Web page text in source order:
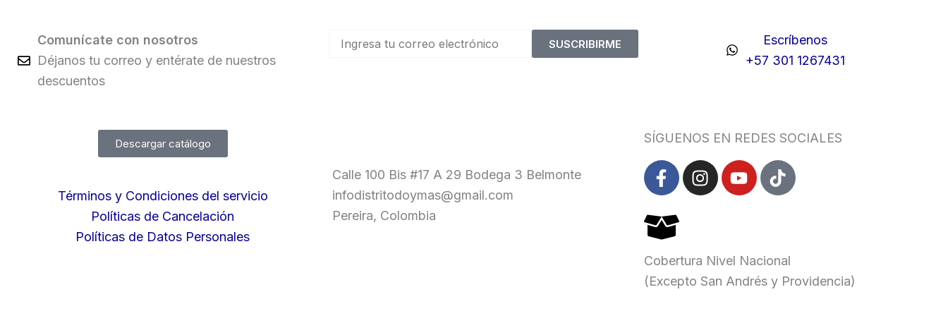
Comunícate con nosotros
Déjanos tu correo y entérate de nuestros
descuentos
SUSCRIBIRME
Escríbenos
+57 301 1267431
Descargar catálogo
Términos y Condiciones del servicio
Políticas de Cancelación
Políticas de Datos Personales
Calle 100 Bis #17 A 29 Bodega 3 Belmonte
infodistritodoymas@gmail.com
Pereira, Colombia
SÍGUENOS EN REDES SOCIALES
F
a
e
b
o
o
k
I
n
g
r
a
Y
o
b
e
T
i
k
Cobertura Nivel Nacional
(Excepto San Andrés y Providencia)